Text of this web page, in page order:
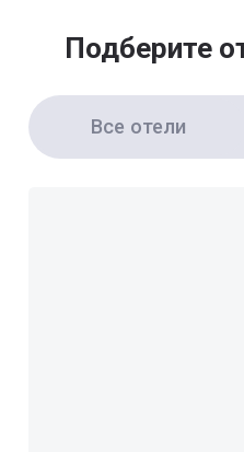
Подберите
Все отели